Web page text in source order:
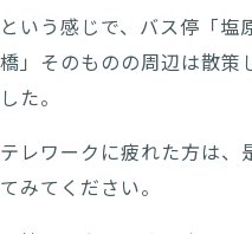
という感じで、バス停「塩
橋」そのものの周辺は散策
した。
テレワークに疲れた方は、
てみてください。